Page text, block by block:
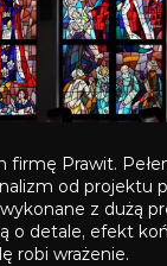
firmę Prawit.
od projektu
z dużą
o detale, efekt
robi wrażenie.